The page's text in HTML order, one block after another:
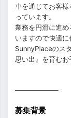
車を通じてお客
っています。
業務を円滑に進
いますので快適に
SunnyPlaceのス
思い出』を育む
募集背景